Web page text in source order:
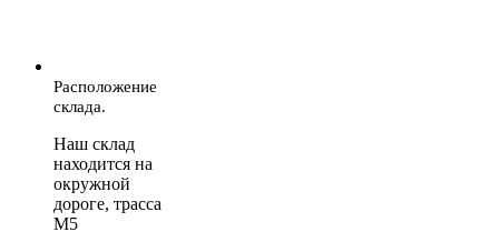
Расположение
склада.
Наш склад
находится на
окружной
дороге, трасса
М5